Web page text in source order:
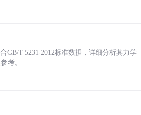
GB/T 5231-2012标准数据，详细分析其力学
考。